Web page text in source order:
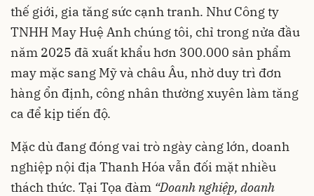
thế giới, gia tăng sức cạnh tranh. Như Công ty
TNHH May Huệ Anh chúng tôi, chỉ trong nửa đầu
năm 2025 đã xuất khẩu hơn 300.000 sản phẩm
may mặc sang Mỹ và châu Âu, nhờ duy trì đơn
hàng ổn định, công nhân thường xuyên làm tăng
ca để kịp tiến độ.
Mặc dù đang đóng vai trò ngày càng lớn, doanh
nghiệp nội địa Thanh Hóa vẫn đối mặt nhiều
thách thức. Tại Tọa đàm “Doanh nghiệp, doanh